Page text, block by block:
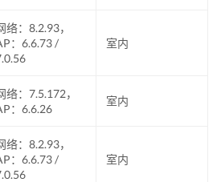
络：8.2.93，
：6.6.73 /
室内
络：7.5.172，
：6.6.26
室内
络：8.2.93，
：6.6.73 /
室内